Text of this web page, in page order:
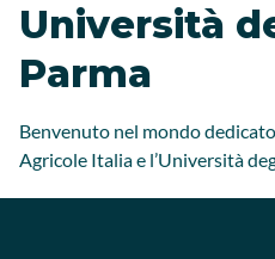
Università
Parma
Benvenuto nel mondo
Agricole Italia e l’Università